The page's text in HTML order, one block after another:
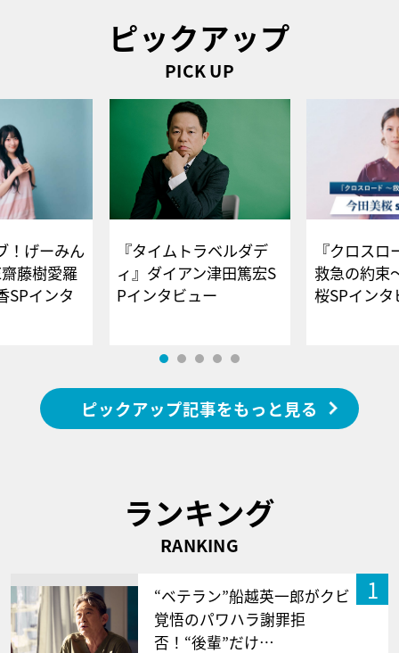
ピックアップ
PICK UP
！げーみん
藤樹愛羅
SPインタ
『タイムトラベルダデ
ィ』ダイアン津田篤宏S
Pインタビュー
『クロス
救急の約束
桜SPイ
ピックアップ記事をもっと見る
ランキング
RANKING
1
“ベテラン”船越英一郎がクビ
覚悟のパワハラ謝罪拒
否！“後輩”だけ…